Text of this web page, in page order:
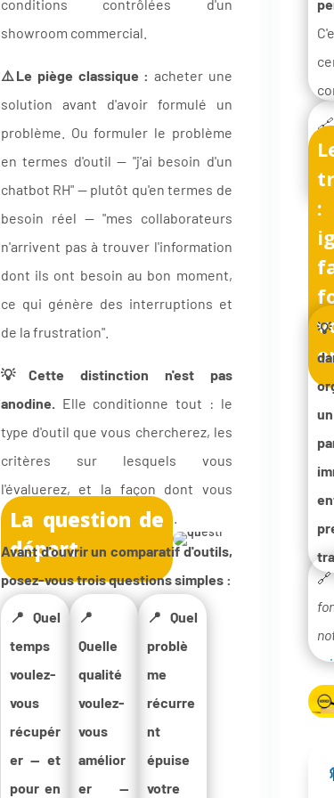
conditions contrôlées d'un
showroom commercial.
⚠️Le piège classique : acheter une
solution avant d'avoir formulé un
problème. Ou formuler le problème
en termes d'outil — "j'ai besoin d'un
chatbot RH" — plutôt qu'en termes de
besoin réel — "mes collaborateurs
n'arrivent pas à trouver l'information
dont ils ont besoin au bon moment,
ce qui génère des interruptions et
de la frustration".
💡Cette distinction n'est pas
anodine. Elle conditionne tout : le
type d'outil que vous chercherez, les
critères sur lesquels vous
l'évaluerez, et la façon dont vous
mesurerez son utilité réelle.
La question de
départ
Avant d'ouvrir un comparatif d'outils,
posez-vous trois questions simples :
📍Quel
temps
voulez-
vous
récupér
er — et
pour en
📍
Quelle
qualité
voulez-
vous
amélior
er —
📍Quel
problè
me
récurre
nt
épuise
votre
ces
la
: